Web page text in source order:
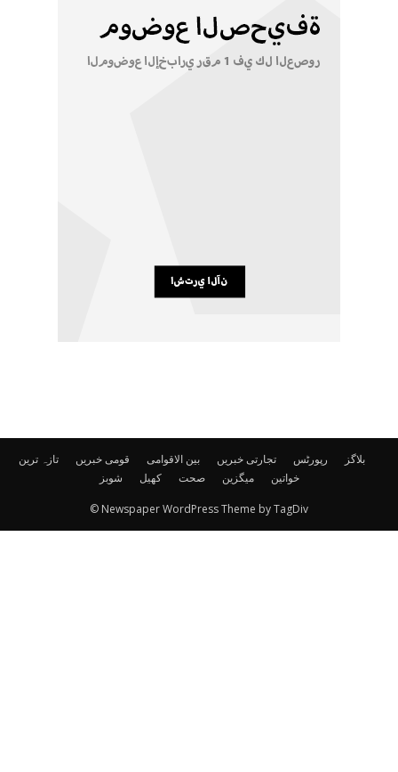
تازہ ترین قومی خبریں بین الاقوامی تجارتی خبریں رپورٹس
بلاگز
شوبز
کھیل صحت میگزین خواتین
© Newspaper WordPress Theme by TagDiv